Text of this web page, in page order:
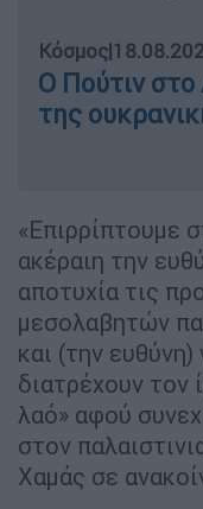
Κόσμος|
Ο Πούτιν
της
«Επιρρίπτουμε
ακέραιη την
αποτυχία τις
μεσολαβητών
και (την
διατρέχουν τον
λαό» αφού
στον
Χαμάς σε